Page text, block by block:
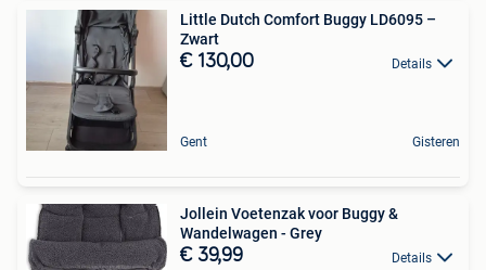
Little Dutch Comfort Buggy LD6095 –
Zwart
€ 130,00 Details
Gent Gisteren
Jollein Voetenzak voor Buggy &
Wandelwagen - Grey
€ 39,99 Details